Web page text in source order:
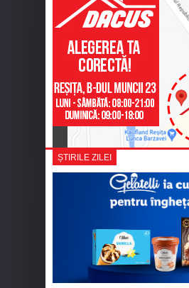
ȘTIRILE ZILEI